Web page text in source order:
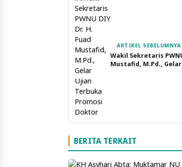
ARTIKEL SEBELUMNYA
Wakil Sekretaris
Mustafid, M.Pd.,
BERITA TERKAIT